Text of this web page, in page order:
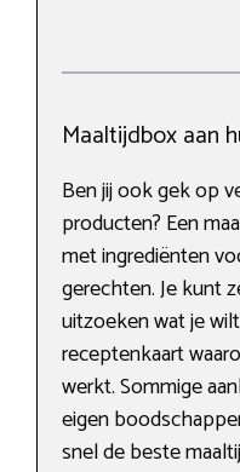
Maaltijdbox aan
Ben jij ook gek op
producten? Een
met ingrediënten
gerechten. Je kunt
uitzoeken wat je
receptenkaart
werkt. Sommige
eigen
snel de beste